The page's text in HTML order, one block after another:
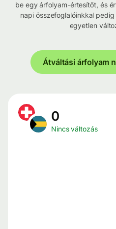
be egy árfolyam-értesítőt, és
napi összefoglalóinkkal
egyetlen
Átváltási árfolyam
0
Nincs változás